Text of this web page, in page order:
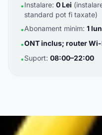
•Instalare: 0 Lei
standard pot fi taxate)
•Abonament minim: 1
•ONT inclus; router
•Suport: 08:00–22:00